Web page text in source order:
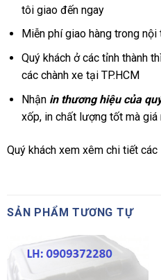
tôi giao đến ngay
Miễn phí giao hàng trong nội
Quý khách ở các tỉnh thành
các chành xe tại TP.HCM
Nhận in thương hiệu của
xốp, in chất lượng tốt mà giá
Quý khách xem xêm chi tiết
SẢN PHẨM TƯƠNG TỰ